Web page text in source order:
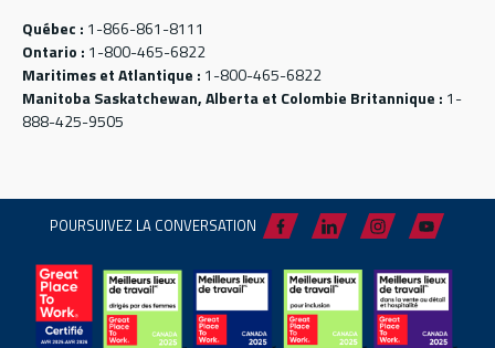
Québec : 1-866-861-8111
Ontario : 1-800-465-6822
Maritimes et Atlantique : 1-800-465-6822
Manitoba Saskatchewan, Alberta et Colombie Britannique : 1-
888-425-9505
POURSUIVEZ LA CONVERSATION